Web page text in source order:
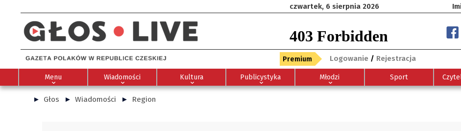
czwartek, 6 sierpnia 2026
Premium Logowanie / Rejestracja
Menu Wiadomości Kultura Publicystyka Młodzi Sport
Głos Wiadomości Region